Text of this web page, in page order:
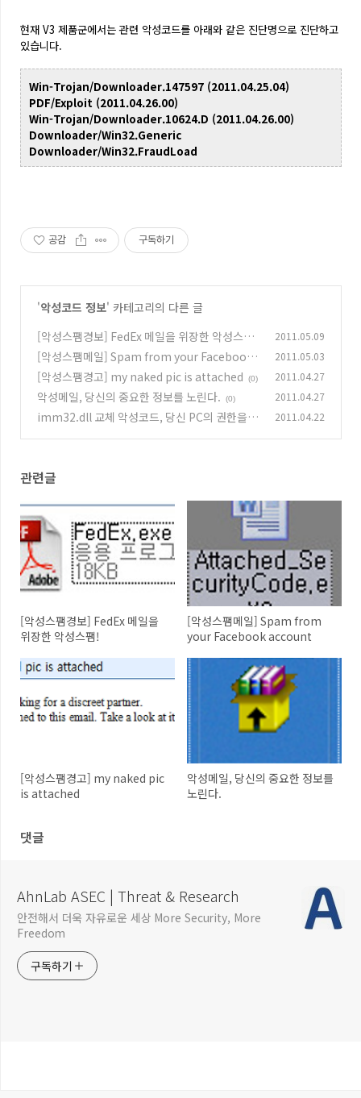
현재 V3 제품군에서는 관련 악성코드를 아래와 같은 진단명으로 진단하고
있습니다.
Win-Trojan/Downloader.147597 (2011.04.25.04)
PDF/Exploit (2011.04.26.00)
Win-Trojan/Downloader.10624.D (2011.04.26.00)
Downloader/Win32.Generic
Downloader/Win32.FraudLoad
공감 구독하기
'악성코드 정보' 카테고리의 다른 글
[악성스팸경보] FedEx 메일을 위장한 악성스팸!
(0)
2011.05.09
[악성스팸메일] Spam from your Facebook
account (0)
2011.05.03
[악성스팸경고] my naked pic is attached (0) 2011.04.27
악성메일, 당신의 중요한 정보를 노린다. (0) 2011.04.27
imm32.dll 교체 악성코드, 당신 PC의 권한을 탐
2011.04.22
관련글
[악성스팸경보] FedEx 메일을
위장한 악성스팸!
[악성스팸메일] Spam from
your Facebook account
[악성스팸경고] my naked pic
is attached
악성메일, 당신의 중요한 정보를
노린다.
댓글
AhnLab ASEC | Threat & Research
안전해서 더욱 자유로운 세상 More Security, More
Freedom
구독하기